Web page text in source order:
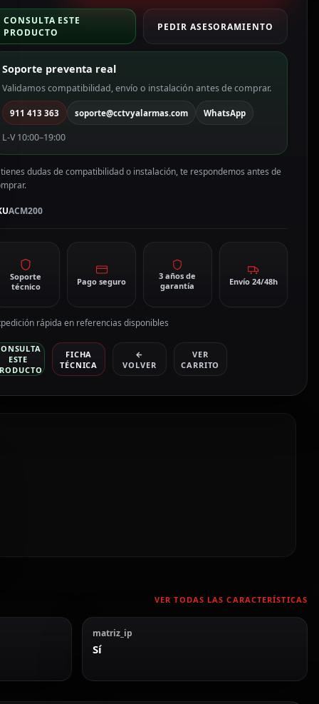
CONSULTA ESTE
PRODUCTO
PEDIR ASESORAMIENTO
Soporte preventa real
Validamos compatibilidad, envío o instalación antes de comprar.
911 413 363 soporte@cctvyalarmas.com WhatsApp
L-V 10:00–19:00
dudas de compatibilidad o instalación, te respondemos antes de
ACM200
Soporte
técnico
Pago seguro
3 años de
garantía
Envío 24/48h
rápida en referencias disponibles
ESTE
FICHA
TÉCNICA
←
VOLVER
VER
CARRITO
VER TODAS LAS CARACTERÍSTICAS
matriz_ip
Sí